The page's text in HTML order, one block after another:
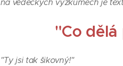
na vědeckých výzkumech je
"Co
"Ty jsi tak šikovný!"